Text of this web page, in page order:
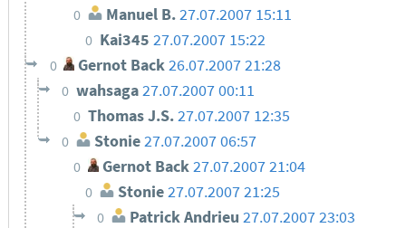
0 Manuel B.27.07.2007 15:11
0 Kai34527.07.2007 15:22
0 Gernot Back26.07.2007 21:28
0 wahsaga27.07.2007 00:11
0 Thomas J.S.27.07.2007 12:35
0 Stonie 27.07.2007 06:57
0 Gernot Back27.07.2007 21:04
0 Stonie27.07.2007 21:25
0 Patrick Andrieu 27.07.2007 23:03